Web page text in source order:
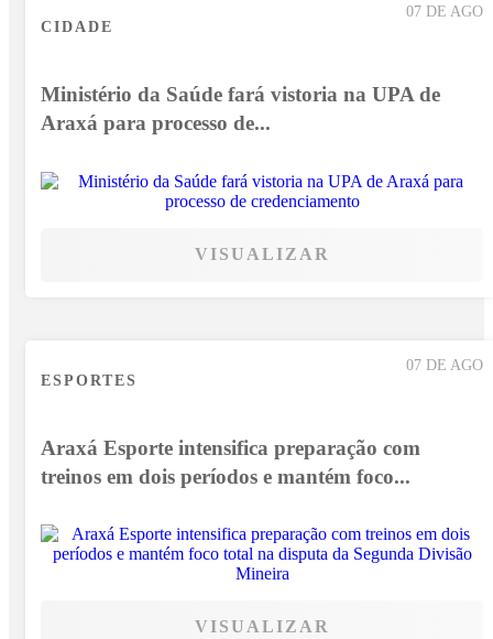
07 DE AGO
CIDADE
Ministério da Saúde fará vistoria na UPA de
Araxá para processo de...
VISUALIZAR
07 DE AGO
ESPORTES
Araxá Esporte intensifica preparação com
treinos em dois períodos e mantém foco...
VISUALIZAR